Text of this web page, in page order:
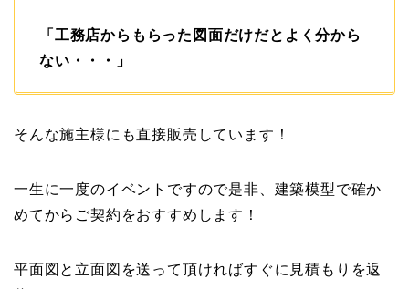
「工務店からもらった図面だけだとよく分から
ない・・・」
そんな施主様にも直接販売しています！
一生に一度のイベントですので是非、建築模型で確か
めてからご契約をおすすめします！
平面図と立面図を送って頂ければすぐに見積もりを返